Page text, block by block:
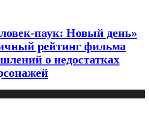
паук: Новый день»
рейтинг фильма
о недостатках